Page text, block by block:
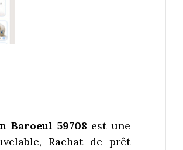
Baroeul 59708 est une
Rachat de prêt